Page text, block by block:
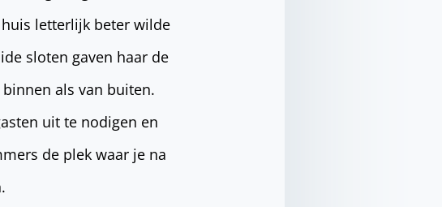
letterlijk beter wilde
sloten gaven haar de
als van buiten.
uit te nodigen en
de plek waar je na